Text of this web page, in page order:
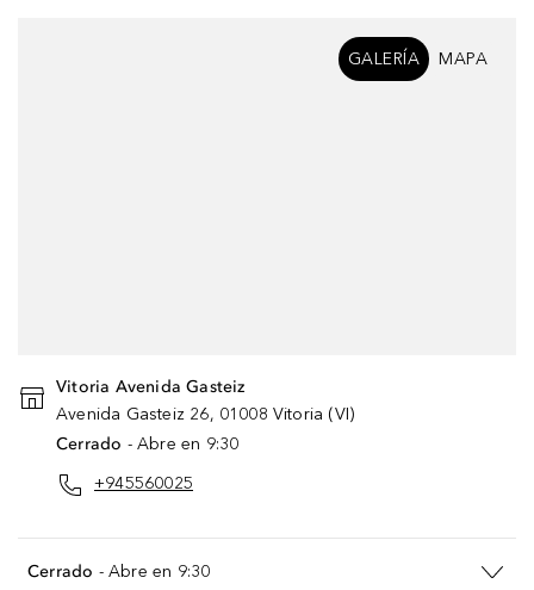
Vitoria Avenida Gasteiz
Avenida Gasteiz 26, 01008 Vitoria (VI)
Cerrado - Abre en 9:30
+945560025
Cerrado - Abre en 9:30
GALERÍA MAPA
CONFIGURACIÓN DE COOKIES